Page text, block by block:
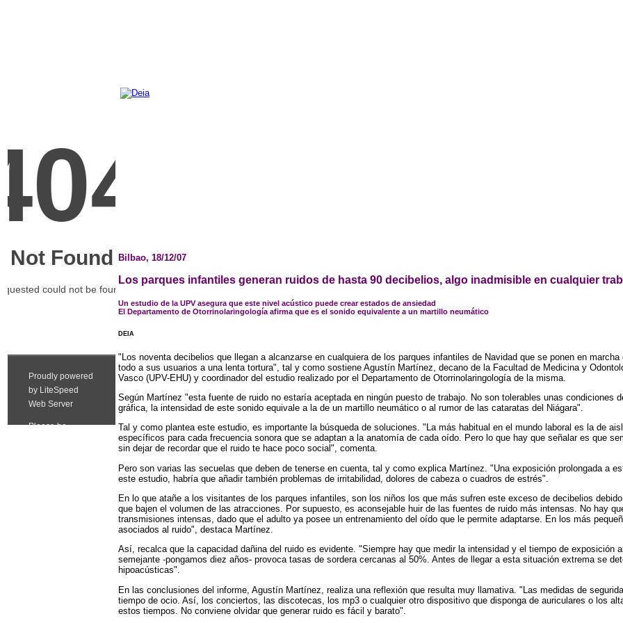
Bilbao, 18/12/07
Los parques infantiles generan ruidos de hasta 90 decibelios, algo inadmisible en cualquier
Un estudio de la UPV asegura que este nivel acústico puede crear estados de ansiedad
El Departamento de Otorrinolaringología afirma que es el sonido equivalente a un martillo neumático
DEIA
"Los noventa decibelios que llegan a alcanzarse en cualquiera de los parques infantiles de Navidad que se ponen en
todo a sus usuarios a una lenta tortura", tal y como sostiene Agustín Martínez, decano de la Facultad de Medicina y
Vasco (UPV-EHU) y coordinador del estudio realizado por el Departamento de Otorrinolaringología de la misma.
Según Martínez "esta fuente de ruido no estaría aceptada en ningún puesto de trabajo. No son tolerables unas
gráfica, la intensidad de este sonido equivale a la de un martillo neumático o al rumor de las cataratas del Niágara".
Tal y como plantea este estudio, es importante la búsqueda de soluciones. "La más habitual en el mundo laboral es la de
específicos para cada frecuencia sonora que se adaptan a la anatomía de cada oído. Pero lo que hay que señalar es que
sin dejar de recordar que el ruido te hace poco social", comenta.
Pero son varias las secuelas que deben de tenerse en cuenta, tal y como explica Martínez. "Una exposición prolongada a
este estudio, habría que añadir también problemas de irritabilidad, dolores de cabeza o cuadros de estrés".
En lo que atañe a los visitantes de los parques infantiles, son los niños los que más sufren este exceso de decibelios
que bajen el volumen de las atracciones. Por supuesto, es aconsejable huir de las fuentes de ruido más intensas. No hay
transmisiones intensas, dado que el adulto ya posee un entrenamiento del oído que le permite adaptarse. En los más
asociados al ruido", destaca Martínez.
Así, recalca que la capacidad dañina del ruido es evidente. "Siempre hay que medir la intensidad y el tiempo de exposición
semejante -pongamos diez años- provoca tasas de sordera cercanas al 50%. Antes de llegar a esta situación extrema se
hipoacústicas".
En las conclusiones del informe, Agustín Martínez, realiza una reflexión que resulta muy llamativa. "Las medidas de
tiempo de ocio. Así, los conciertos, las discotecas, los mp3 o cualquier otro dispositivo que disponga de auriculares o los
estos tiempos. No conviene olvidar que generar ruido es fácil y barato".